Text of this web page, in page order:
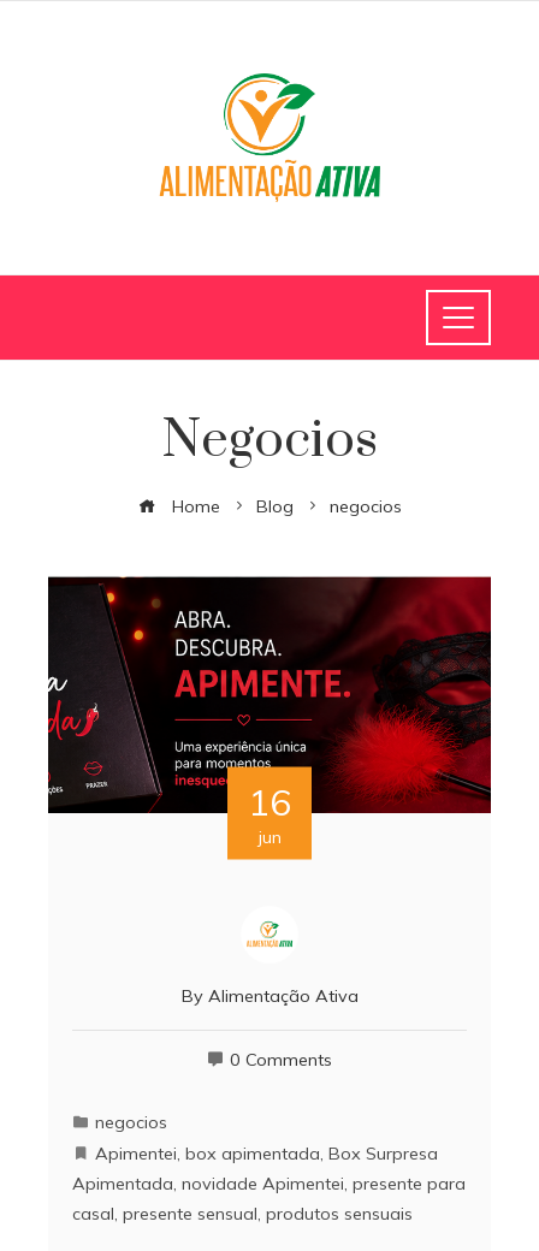
Negocios
Home Blog negocios
16
jun
By Alimentação Ativa
0 Comments
negocios
Apimentei, box apimentada, Box Surpresa
Apimentada, novidade Apimentei, presente para
casal, presente sensual, produtos sensuais